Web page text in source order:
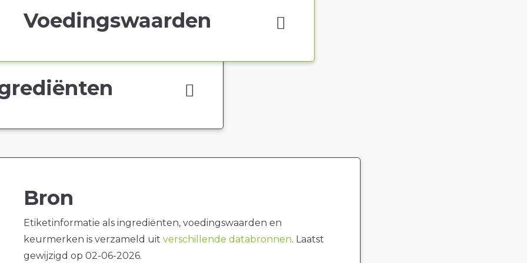
Voedingswaarden
Bron
Etiketinformatie als ingrediënten, voedingswaarden en
keurmerken is verzameld uit verschillende databronnen. Laatst
gewijzigd op 02-06-2026.